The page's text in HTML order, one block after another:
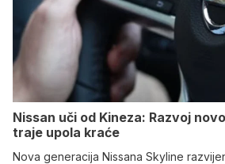
Nissan uči od Kineza: Razvoj
traje upola kraće
Nova generacija Nissana Skyline